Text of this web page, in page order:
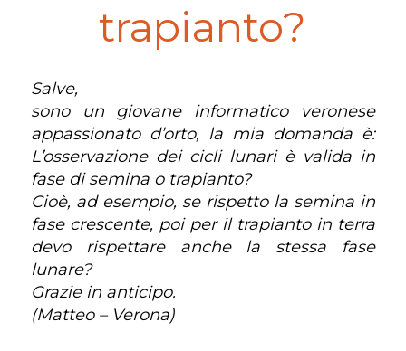
trapianto?
Salve,
sono un giovane informatico veronese
appassionato d’orto, la mia domanda è:
L’osservazione dei cicli lunari è valida in
fase di semina o trapianto?
Cioè, ad esempio, se rispetto la semina in
fase crescente, poi per il trapianto in terra
devo rispettare anche la stessa fase
lunare?
Grazie in anticipo.
(Matteo – Verona)